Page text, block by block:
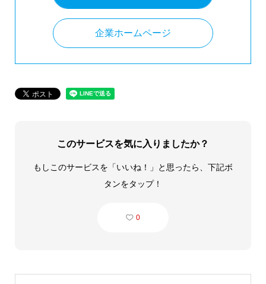
企業ホームページ
このサービスを気に入りましたか？
もしこのサービスを「いいね！」と思ったら、下記ボ
タンをタップ！
0